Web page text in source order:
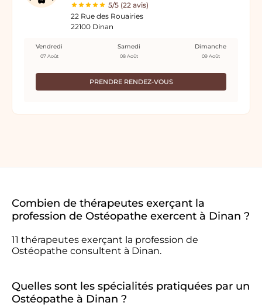
5/5 (22 avis)
22 Rue des Rouairies
22100 Dinan
PRENDRE RENDEZ-VOUS
Vendredi
07 Août
Samedi
08 Août
Dimanche
09 Août
Combien de thérapeutes exerçant la
profession de Ostéopathe exercent à Dinan ?
11 thérapeutes exerçant la profession de
Ostéopathe consultent à Dinan.
Quelles sont les spécialités pratiquées par un
Ostéopathe à Dinan ?